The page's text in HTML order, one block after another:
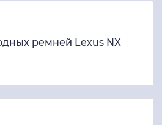
ремней Lexus NX